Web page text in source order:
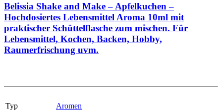
Belissia Shake and Make – Apfelkuchen –
Hochdosiertes Lebensmittel Aroma 10ml mit
praktischer Schüttelflasche zum mischen. Für
Lebensmittel, Kochen, Backen, Hobby,
Raumerfrischung uvm.
Typ
Aromen